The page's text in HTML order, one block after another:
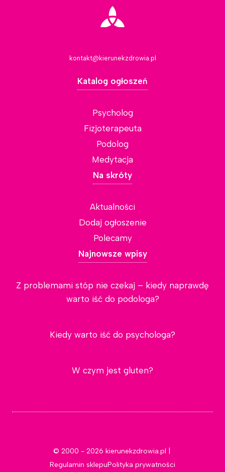
kontakt@kierunekzdrowia.pl
Katalog ogłoszeń
Psycholog
Fizjoterapeuta
Podolog
Medytacja
Na skróty
Aktualności
Dodaj ogłoszenie
Polecamy
Najnowsze wpisy
Z problemami stóp nie czekaj – kiedy naprawdę
warto iść do podologa?
Kiedy warto iść do psychologa?
W czym jest gluten?
© 2000 - 2026 kierunekzdrowia.pl |
Regulamin sklepuPolityka prywatności